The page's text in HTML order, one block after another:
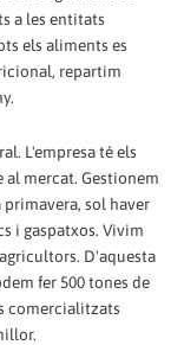
a les entitats
els aliments es
repartim
L'empresa té els
al mercat. Gestionem
sol haver
i gaspatxos. Vivim
D'aquesta
fer 500 tones de
comercialitzats